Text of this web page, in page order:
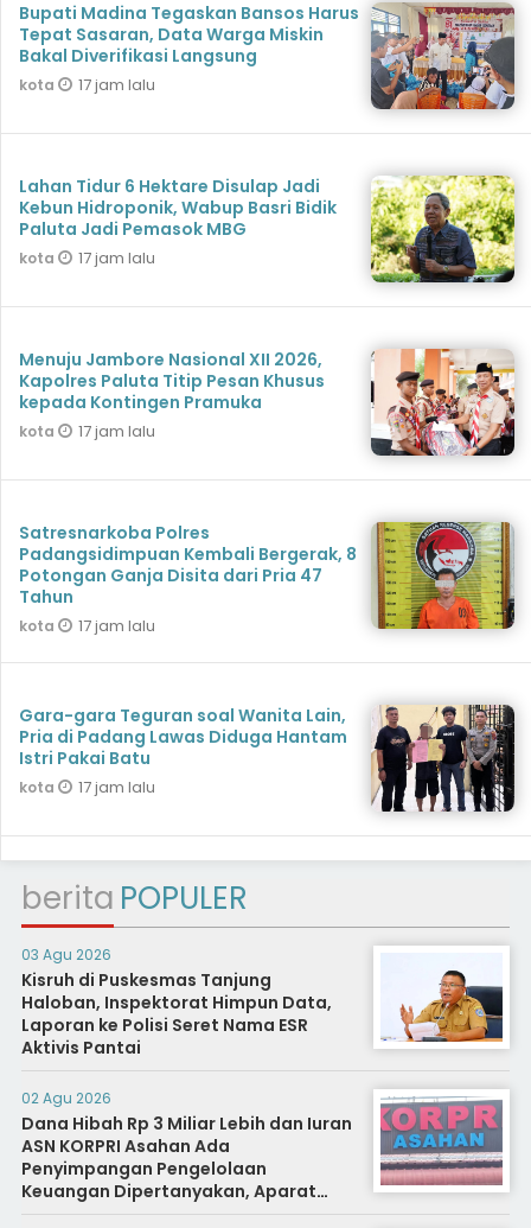
Bupati Madina Tegaskan Bansos Harus
Tepat Sasaran, Data Warga Miskin
Bakal Diverifikasi Langsung
kota 17 jam lalu
Lahan Tidur 6 Hektare Disulap Jadi
Kebun Hidroponik, Wabup Basri Bidik
Paluta Jadi Pemasok MBG
kota 17 jam lalu
Menuju Jambore Nasional XII 2026,
Kapolres Paluta Titip Pesan Khusus
kepada Kontingen Pramuka
kota 17 jam lalu
Satresnarkoba Polres
Padangsidimpuan Kembali Bergerak, 8
Potongan Ganja Disita dari Pria 47
Tahun
kota 17 jam lalu
Gara-gara Teguran soal Wanita Lain,
Pria di Padang Lawas Diduga Hantam
Istri Pakai Batu
kota 17 jam lalu
berita POPULER
03 Agu 2026
Kisruh di Puskesmas Tanjung
Haloban, Inspektorat Himpun Data,
Laporan ke Polisi Seret Nama ESR
Aktivis Pantai
02 Agu 2026
Dana Hibah Rp 3 Miliar Lebih dan Iuran
ASN KORPRI Asahan Ada
Penyimpangan Pengelolaan
Keuangan Dipertanyakan, Aparat
Diminta Segera Usut